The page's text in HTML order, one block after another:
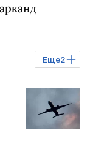
Еще2